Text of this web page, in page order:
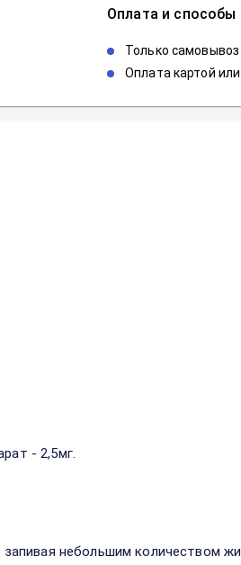
Оплата и способы
Только самовывоз
Оплата картой
- 2,5мг.
небольшим количеством